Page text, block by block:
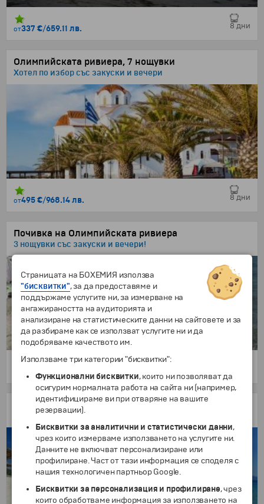
от337 €/659.11 лв. 8 дни
Олимпийската ривиера, 7 нощувки
Хотел по избор със закуски и вечери
от495 €/968.14 лв. 8 дни
Почивка на Олимпийската ривиера
3 нощувки със закуски и вечери!
253 €
Почивка на Халкидики, Ситония
7 нощувки в хотел по избор!
Страницата на БОХЕМИЯ използва
"бисквитки", за да предоставяме и
поддържаме услугите ни, за измерване на
ангажираността на аудиторията и
анализиране на статистическите данни на сайтовете и за
да разбираме как се използват услугите ни и да
подобряваме качеството им.
Използваме три категории "бисквитки":
Функционални бисквитки, които ни позволяват да
осигурим нормалната работа на сайта ни (например,
идентифицираме ви при отваряне на вашите
резервации).
Бисквитки за аналитични и статистически данни,
чрез които измерваме използването на услугите ни.
Данните не включват персонализиране или
профилиране. Част от тази информация се споделя с
нашия технологичен партньор Google.
Бисквитки за персонализация и профилиране, чрез
които обработваме информация за използването на